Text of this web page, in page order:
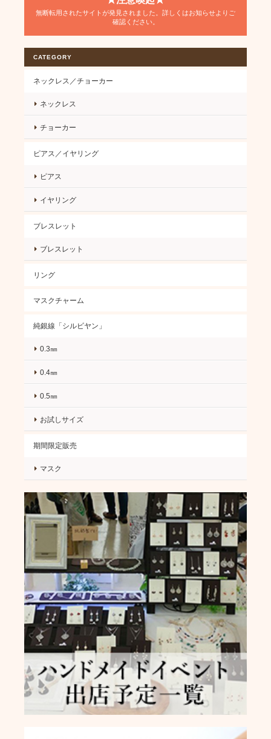
無断転用されたサイトが発見されました。詳しくはお知らせよりご
確認ください。
CATEGORY
ネックレス／チョーカー
ネックレス
チョーカー
ピアス／イヤリング
ピアス
イヤリング
ブレスレット
ブレスレット
リング
マスクチャーム
純銀線「シルビヤン」
0.3㎜
0.4㎜
0.5㎜
お試しサイズ
期間限定販売
マスク